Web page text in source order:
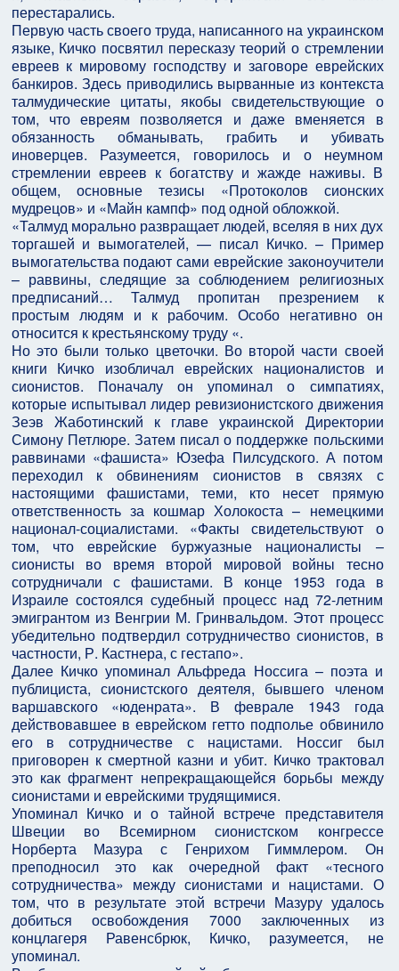
перестарались.
Первую часть своего труда, написанного на украинском
языке, Кичко посвятил пересказу теорий о стремлении
евреев к мировому господству и заговоре еврейских
банкиров. Здесь приводились вырванные из контекста
талмудические цитаты, якобы свидетельствующие о
том, что евреям позволяется и даже вменяется в
обязанность обманывать, грабить и убивать
иноверцев. Разумеется, говорилось и о неумном
стремлении евреев к богатству и жажде наживы. В
общем, основные тезисы «Протоколов сионских
мудрецов» и «Майн кампф» под одной обложкой.
«Талмуд морально развращает людей, вселяя в них дух
торгашей и вымогателей, — писал Кичко. – Пример
вымогательства подают сами еврейские законоучители
– раввины, следящие за соблюдением религиозных
предписаний… Талмуд пропитан презрением к
простым людям и к рабочим. Особо негативно он
относится к крестьянскому труду «.
Но это были только цветочки. Во второй части своей
книги Кичко изобличал еврейских националистов и
сионистов. Поначалу он упоминал о симпатиях,
которые испытывал лидер ревизионистского движения
Зеэв Жаботинский к главе украинской Директории
Симону Петлюре. Затем писал о поддержке польскими
раввинами «фашиста» Юзефа Пилсудского. А потом
переходил к обвинениям сионистов в связях с
настоящими фашистами, теми, кто несет прямую
ответственность за кошмар Холокоста – немецкими
национал-социалистами. «Факты свидетельствуют о
том, что еврейские буржуазные националисты –
сионисты во время второй мировой войны тесно
сотрудничали с фашистами. В конце 1953 года в
Израиле состоялся судебный процесс над 72-летним
эмигрантом из Венгрии М. Гринвальдом. Этот процесс
убедительно подтвердил сотрудничество сионистов, в
частности, Р. Кастнера, с гестапо».
Далее Кичко упоминал Альфреда Носсига – поэта и
публициста, сионистского деятеля, бывшего членом
варшавского «юденрата». В феврале 1943 года
действовавшее в еврейском гетто подполье обвинило
его в сотрудничестве с нацистами. Носсиг был
приговорен к смертной казни и убит. Кичко трактовал
это как фрагмент непрекращающейся борьбы между
сионистами и еврейскими трудящимися.
Упоминал Кичко и о тайной встрече представителя
Швеции во Всемирном сионистском конгрессе
Норберта Мазура с Генрихом Гиммлером. Он
преподносил это как очередной факт «тесного
сотрудничества» между сионистами и нацистами. О
том, что в результате этой встречи Мазуру удалось
добиться освобождения 7000 заключенных из
концлагеря Равенсбрюк, Кичко, разумеется, не
упоминал.